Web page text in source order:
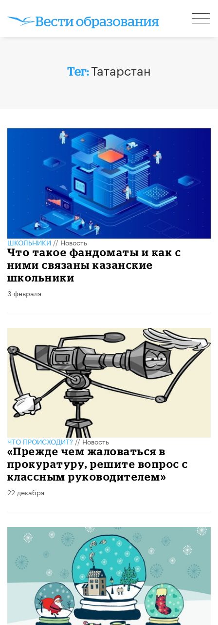
Тег:Татарстан
ШКОЛЬНИКИ//Новость
Что такое фандоматы и как с
ними связаны казанские
школьники
3 февраля
ЧТО ПРОИСХОДИТ?//Новость
«Прежде чем жаловаться в
прокуратуру, решите вопрос с
классным руководителем»
22 декабря